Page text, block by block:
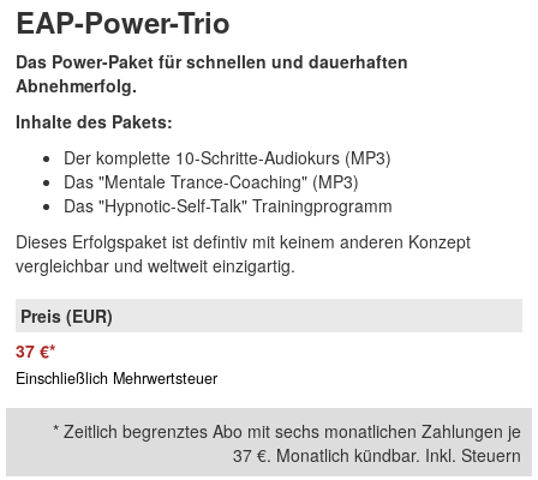
EAP-Power-Trio
Das Power-Paket für schnellen und dauerhaften
Abnehmerfolg.
Inhalte des Pakets:
Der komplette 10-Schritte-Audiokurs (MP3)
Das "Mentale Trance-Coaching" (MP3)
Das "Hypnotic-Self-Talk" Trainingprogramm
Dieses Erfolgspaket ist defintiv mit keinem anderen Konzept
vergleichbar und weltweit einzigartig.
37 €*
Einschließlich Mehrwertsteuer
* Zeitlich begrenztes Abo mit sechs monatlichen Zahlungen je
37 €. Monatlich kündbar. Inkl. Steuern